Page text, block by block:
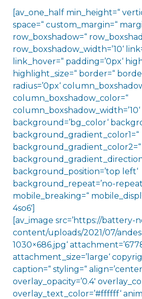
[av_one_half min_height=“
space=“ custom_margin=“
row_boxshadow=“
row_boxshadow_width=’10‘
link_hover=“ padding=’0px‘
highlight_size=“ border=“
radius=’0px‘
column_boxshadow_color=“
column_boxshadow_width=’10‘
background=’bg_color‘
background_gradient_color1=“
background_gradient_color2=“
background_position=’top left‘
background_repeat=’no-
mobile_breaking=“
4so6′]
[av_image src=’https://battery-
content/uploads/2021/07/
1030×686.jpg‘
attachment_size=’large‘
caption=“ styling=“
overlay_opacity=’0.4′
overlay_text_color=’#ffffff‘